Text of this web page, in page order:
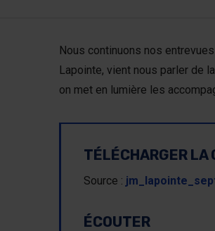
Nous continuons nos
Lapointe, vient nous parler de
on met en lumière les
TÉLÉCHARGER LA
Source :
ÉCOUTER